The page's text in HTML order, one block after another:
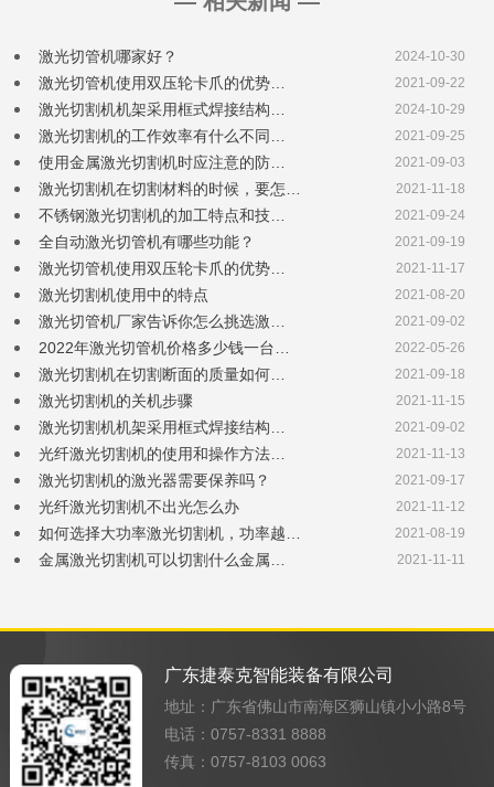
激光切管机哪家好？ 2024-10-30
激光切管机使用双压轮卡爪的优势… 2021-09-22
激光切割机机架采用框式焊接结构… 2024-10-29
激光切割机的工作效率有什么不同… 2021-09-25
使用金属激光切割机时应注意的防… 2021-09-03
激光切割机在切割材料的时候，要怎… 2021-11-18
不锈钢激光切割机的加工特点和技… 2021-09-24
全自动激光切管机有哪些功能？ 2021-09-19
激光切管机使用双压轮卡爪的优势… 2021-11-17
激光切割机使用中的特点 2021-08-20
激光切管机厂家告诉你怎么挑选激… 2021-09-02
2022年激光切管机价格多少钱一台… 2022-05-26
激光切割机在切割断面的质量如何… 2021-09-18
激光切割机的关机步骤 2021-11-15
激光切割机机架采用框式焊接结构… 2021-09-02
光纤激光切割机的使用和操作方法… 2021-11-13
激光切割机的激光器需要保养吗？ 2021-09-17
光纤激光切割机不出光怎么办 2021-11-12
如何选择大功率激光切割机，功率越… 2021-08-19
金属激光切割机可以切割什么金属… 2021-11-11
广东捷泰克智能装备有限公司
地址：广东省佛山市南海区狮山镇小小路8号
电话：0757-8331 8888
传真：0757-8103 0063